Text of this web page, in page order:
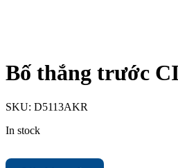
Bố thắng trước
SKU: D5113AKR
In stock